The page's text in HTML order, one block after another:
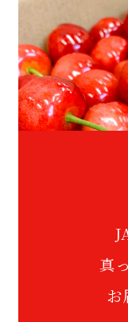
真
お